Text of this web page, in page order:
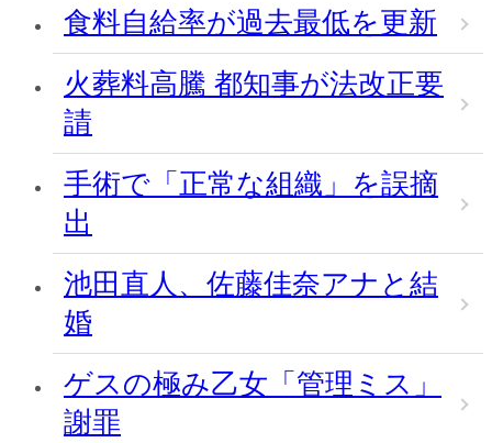
食料自給率が過去最低を更新
火葬料高騰 都知事が法改正要
請
手術で「正常な組織」を誤摘
出
池田直人、佐藤佳奈アナと結
婚
ゲスの極み乙女「管理ミス」
謝罪